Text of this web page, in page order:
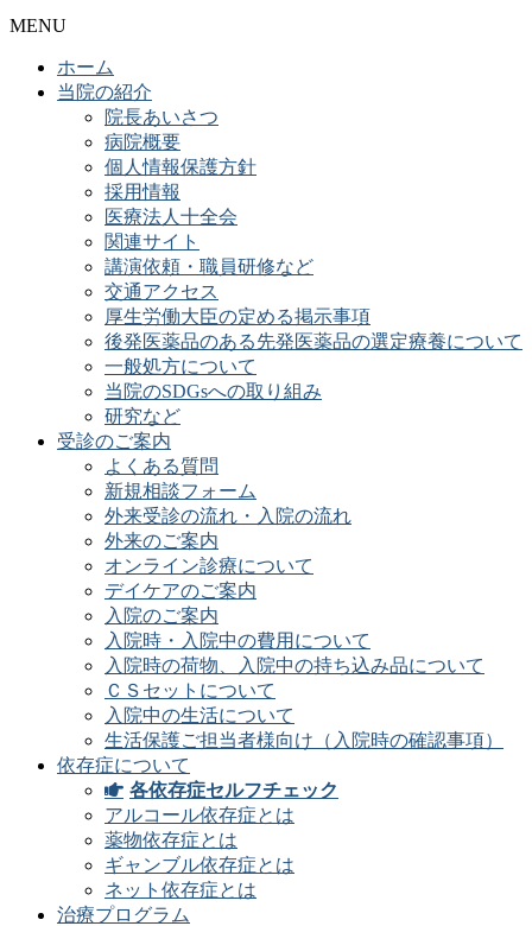
MENU
ホーム
当院の紹介
院長あいさつ
病院概要
個人情報保護方針
採用情報
医療法人十全会
関連サイト
講演依頼・職員研修など
交通アクセス
厚生労働大臣の定める掲示事項
後発医薬品のある先発医薬品の選定療養について
一般処方について
当院のSDGsへの取り組み
研究など
受診のご案内
よくある質問
新規相談フォーム
外来受診の流れ・入院の流れ
外来のご案内
オンライン診療について
デイケアのご案内
入院のご案内
入院時・入院中の費用について
入院時の荷物、入院中の持ち込み品について
ＣＳセットについて
入院中の生活について
生活保護ご担当者様向け（入院時の確認事項）
依存症について
各依存症セルフチェック
アルコール依存症とは
薬物依存症とは
ギャンブル依存症とは
ネット依存症とは
治療プログラム